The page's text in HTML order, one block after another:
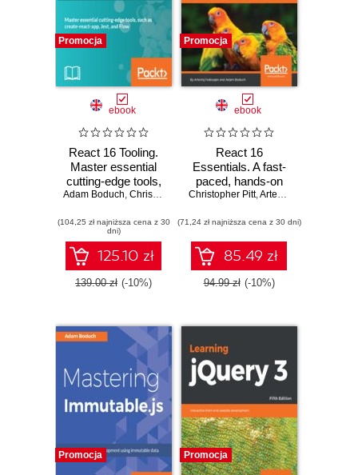
Promocja
ebook
React 16 Tooling.
Master essential
cutting-edge tools,
such as create-
and Flow
Adam Boduch, Christopher Pitt
(104,25 zł najniższa cena z 30
dni)
125.10 zł
139.00 zł (-10%)
Promocja
ebook
React 16
Essentials. A fast-
paced, hands-on
guide to designing
scalable and
maintainable web
apps with React 16
- Second Edition
Christopher Pitt,Artemij Fedosejev
(71,24 zł najniższa cena z 30 dni)
85.49 zł
94.99 zł (-10%)
Promocja Promocja